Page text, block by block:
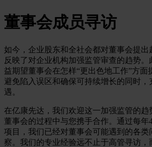
董事会成员寻访
如今，企业股东和全社会都对董事会提出
反映了对企业机构加强监管审查的趋势。
益期望董事会在怎样“更出色地工作”方面
避免陷入误区和确保可持续增长的同时
遇。
在亿康先达，我们欢迎这一加强监管的趋
董事会的过程中与您携手合作。通过每年
项目，我们已经对董事会可能遇到的各类
察。我们的专业经验远不止于高管寻访，